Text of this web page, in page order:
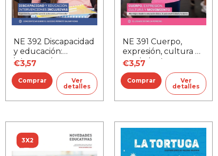
NE 392 Discapacidad
y educación:
intervenciones
inclusivas
€3,57
Ver
detalles
NE 391 Cuerpo,
expresión, cultura y
movimiento
€3,57
Ver
detalles
3X2